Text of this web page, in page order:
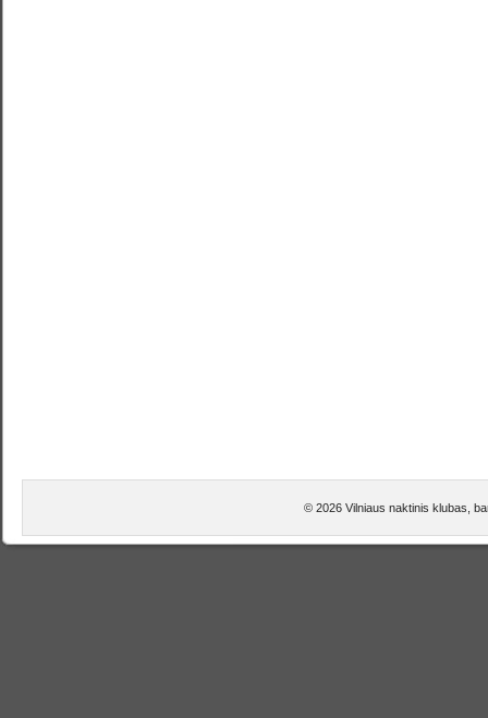
© 2026 Vilniaus naktinis klubas,